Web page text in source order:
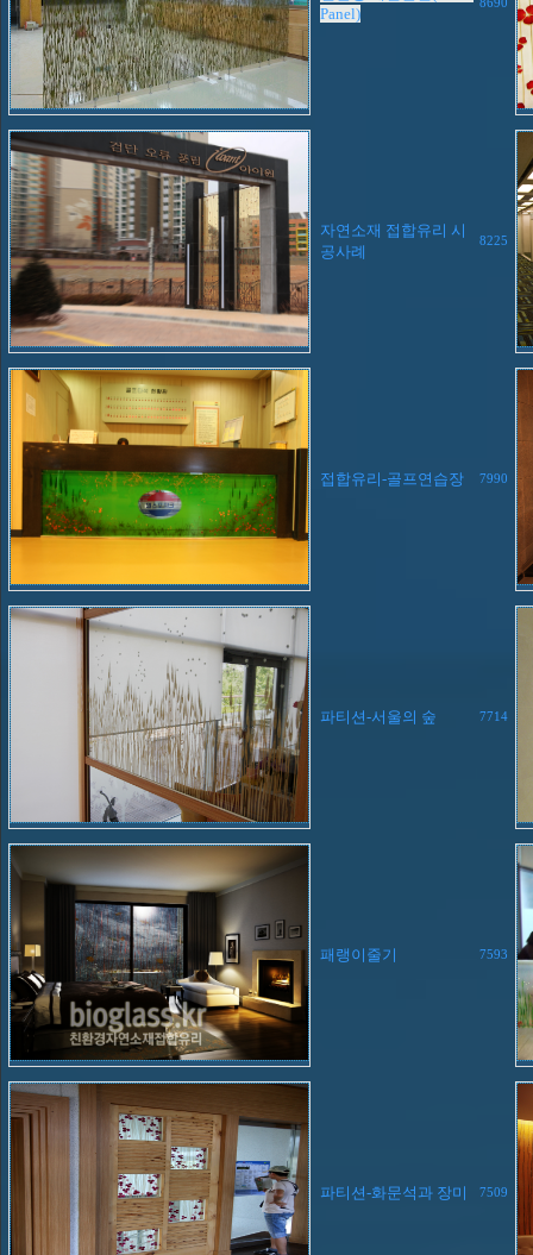
Panel)
8690
자연소재 접합유리 시
공사례
8225
접합유리-골프연습장 7990
파티션-서울의 숲 7714
패랭이줄기 7593
파티션-화문석과 장미 7509